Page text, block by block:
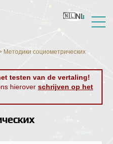
Nl
Ru
En
Ua
Ro
Методики социометрических
testen van de vertaling!
hierover schrijven op het